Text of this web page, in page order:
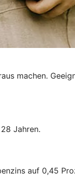
machen.
Jahren.
auf 0,45